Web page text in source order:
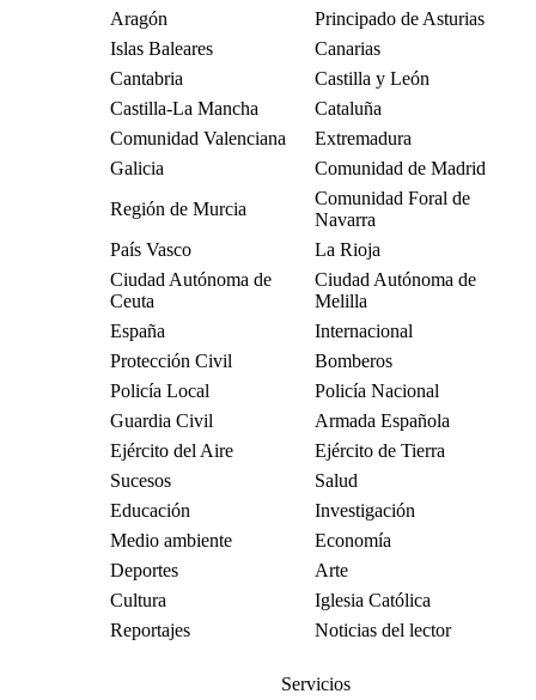
Aragón
Principado de Asturias
Islas Baleares
Canarias
Cantabria
Castilla y León
Castilla-La Mancha
Cataluña
Comunidad Valenciana
Extremadura
Galicia
Comunidad de Madrid
Región de Murcia
Comunidad Foral de
Navarra
País Vasco
La Rioja
Ciudad Autónoma de
Ceuta
Ciudad Autónoma de
Melilla
España
Internacional
Protección Civil
Bomberos
Policía Local
Policía Nacional
Guardia Civil
Armada Española
Ejército del Aire
Ejército de Tierra
Sucesos
Salud
Educación
Investigación
Medio ambiente
Economía
Deportes
Arte
Cultura
Iglesia Católica
Reportajes
Noticias del lector
Servicios